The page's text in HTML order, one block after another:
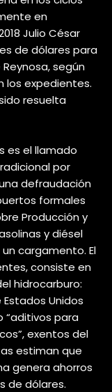
en
Julio César
de dólares para
según
los expedientes.
resuelta
es el llamado
por
defraudación
formales
Producción y
y diésel
cargamento. El
consiste en
hidrocarburo:
Unidos
“aditivos para
exentos del
estiman que
genera ahorros
de dólares.